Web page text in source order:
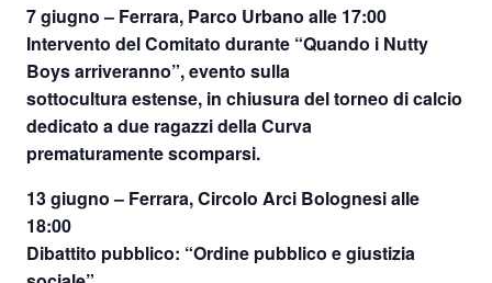
7 giugno – Ferrara, Parco Urbano alle 17:00
Intervento del Comitato durante “Quando i Nutty
Boys arriveranno”, evento sulla
sottocultura estense, in chiusura del torneo di calcio
dedicato a due ragazzi della Curva
prematuramente scomparsi.
13 giugno – Ferrara, Circolo Arci Bolognesi alle
18:00
Dibattito pubblico: “Ordine pubblico e giustizia